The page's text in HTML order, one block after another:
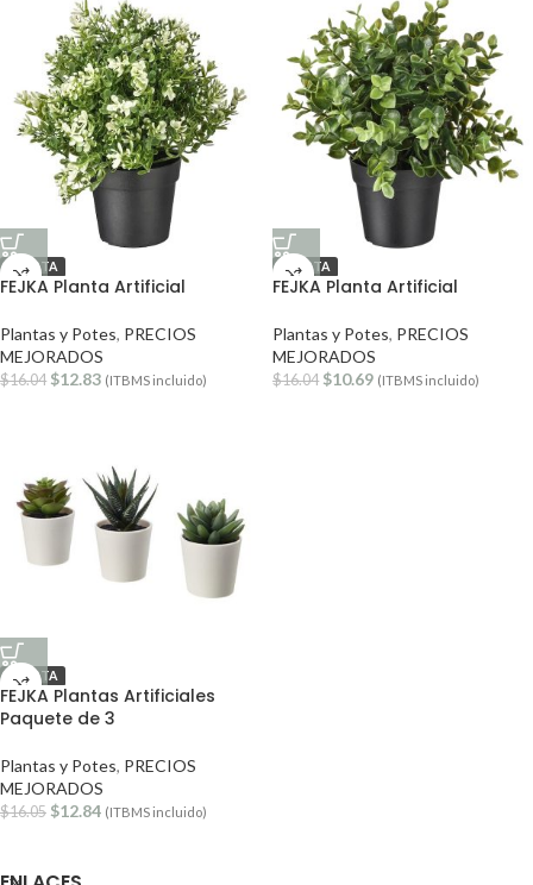
OFERTA
FEJKA Planta Artificial
Plantas y Potes, PRECIOS
MEJORADOS
$16.04 $12.83 (ITBMS incluido)
OFERTA
FEJKA Planta Artificial
Plantas y Potes, PRECIOS
MEJORADOS
$16.04 $10.69 (ITBMS incluido)
OFERTA
FEJKA Plantas Artificiales
Paquete de 3
Plantas y Potes, PRECIOS
MEJORADOS
$16.05 $12.84 (ITBMS incluido)